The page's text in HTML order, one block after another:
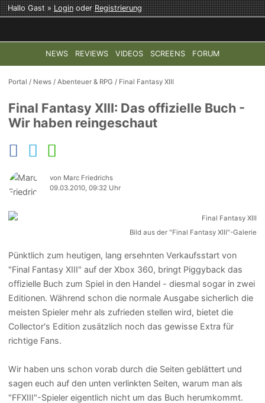
Hallo Gast »LoginoderRegistrierung
NEWS REVIEWS VIDEOS SCREENS FORUM
TOP-THEMEN: COD: MODERN WARFARE 4 HALO:
Portal / News /Abenteuer & RPG / Final Fantasy XIII
Final Fantasy XIII: Das offizielle Buch -
Wir haben reingeschaut
von Marc Friedrichs
09.03.2010, 09:32 Uhr
Bild aus der "Final Fantasy XIII"-Galerie
Pünktlich zum heutigen, lang ersehnten Verkaufsstart von
"Final Fantasy XIII" auf der Xbox 360, bringt Piggyback das
offizielle Buch zum Spiel in den Handel - diesmal sogar in zwei
Editionen. Während schon die normale Ausgabe sicherlich die
meisten Spieler mehr als zufrieden stellen wird, bietet die
Collector's Edition zusätzlich noch das gewisse Extra für
richtige Fans.
Wir haben uns schon vorab durch die Seiten geblättert und
sagen euch auf den unten verlinkten Seiten, warum man als
"FFXIII"-Spieler eigentlich nicht um das Buch herumkommt.